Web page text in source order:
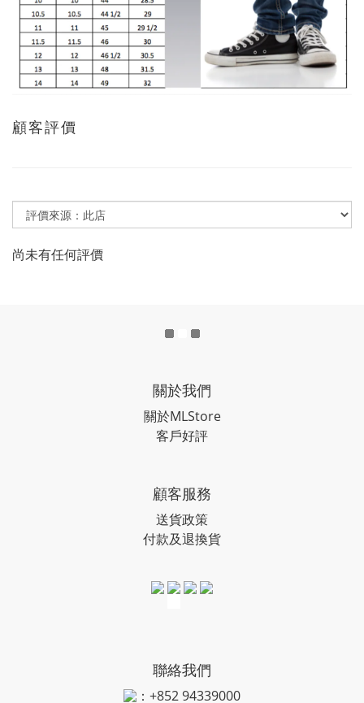
顧客評價
尚未有任何評價
關於我們
關於MLStore
客戶好評
顧客服務
送貨政策
付款及退換貨
聯絡我們
：+852 94339000